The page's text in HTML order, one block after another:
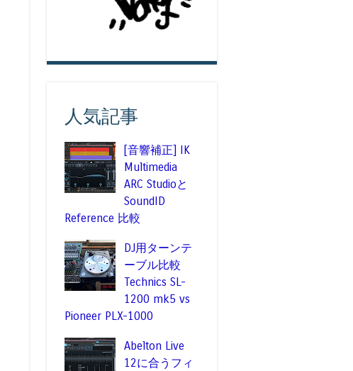
人気記事
[音響補正] IK
Multimedia
ARC Studioと
SoundID
Reference 比較
DJ用ターンテ
ーブル比較
Technics SL-
1200 mk5 vs
Pioneer PLX-1000
Abelton Live
12に合うフィ